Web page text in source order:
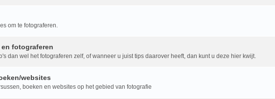
om te fotograferen.
fotograferen
dan wel het fotograferen zelf, of wanneer u juist tips daarover heeft, dan kunt u deze hier kwijt.
websites
boeken en websites op het gebied van fotografie